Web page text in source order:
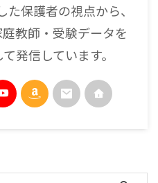
保護者の視点から、
教師・受験データを
発信しています。